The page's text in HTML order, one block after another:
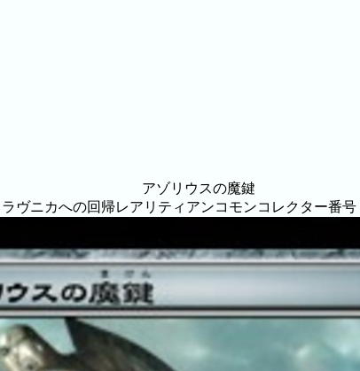
アゾリウスの魔鍵
ラヴニカへの回帰レアリティ アンコモンコレクター番号